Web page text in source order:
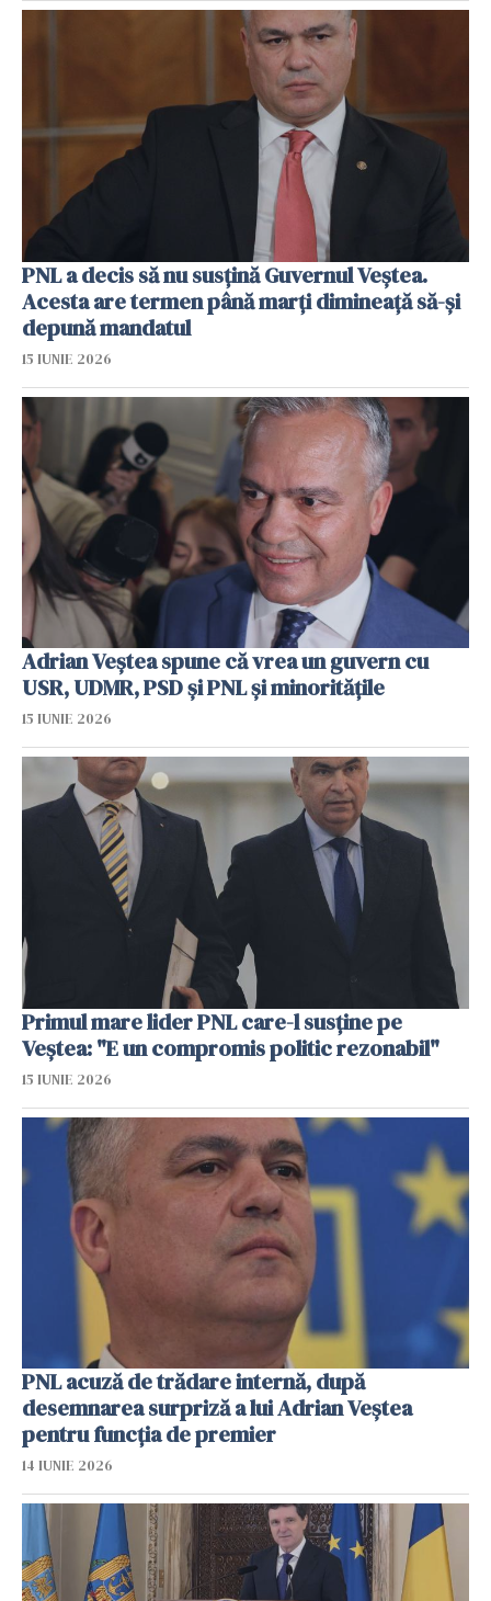
PNL a decis să nu susţină Guvernul Veştea.
Acesta are termen până marţi dimineaţă să-şi
depună mandatul
15 IUNIE 2026
Adrian Veştea spune că vrea un guvern cu
USR, UDMR, PSD şi PNL şi minorităţile
15 IUNIE 2026
Primul mare lider PNL care-l susține pe
Veștea: "E un compromis politic rezonabil"
15 IUNIE 2026
PNL acuză de trădare internă, după
desemnarea surpriză a lui Adrian Veștea
pentru funcția de premier
14 IUNIE 2026